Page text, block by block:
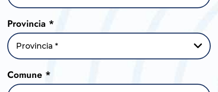
Provincia *
Provincia *
Comune *